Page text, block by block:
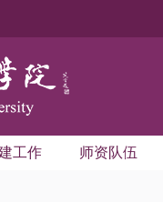
工作 师资队伍